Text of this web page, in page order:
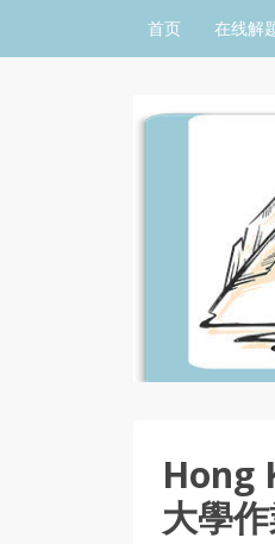
首页 在线解
Hong
大學